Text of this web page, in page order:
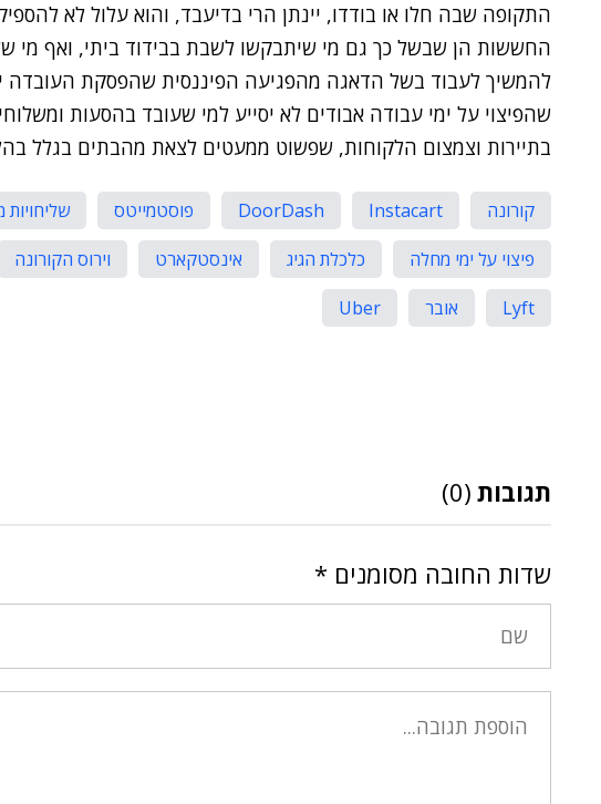
התקופה שבה חלו או בודדו, יינתן הרי בדיעבד, והוא עלול לא
החששות הן שבשל כך גם מי שיתבקשו לשבת בבידוד ביתי, ואף מי
להמשיך לעבוד בשל הדאגה מהפגיעה הפיננסית שהפסקת העובדה
שהפיצוי על ימי עבודה אבודים לא יסייע למי שעובד בהסעות
בתיירות וצמצום הלקוחות, שפשוט ממעטים לצאת מהבתים בגלל
קורונה Instacart
DoorDash פוסטמייטס שליחויות
פיצוי על ימי מחלה
כלכלת הגיג אינסטקארט וירוס הקורונה
Lyft
אובר Uber
תגובות (0)
שדות החובה מסומנים *